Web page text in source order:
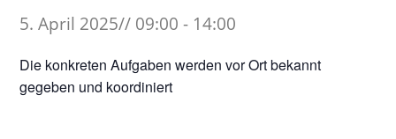
5. April 2025// 09:00 - 14:00
Die konkreten Aufgaben werden vor Ort bekannt
gegeben und koordiniert